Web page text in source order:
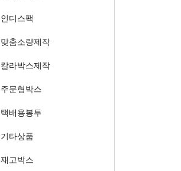
인디스팩
맞춤소량제작
칼라박스제작
주문형박스
택배용봉투
기타상품
재고박스